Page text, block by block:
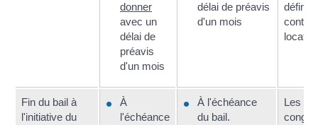
donner
avec un
délai de
préavis
d'un mois
délai de préavis
d'un mois
définir
contrat
Fin du bail à
l'initiative du
À
l'échéance
À l'échéance
du bail.
Les
congé